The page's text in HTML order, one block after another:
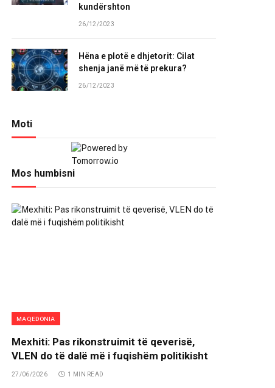
kundërshton
26/12/2023
Hëna e plotë e dhjetorit: Cilat
shenja janë më të prekura?
26/12/2023
Moti
Mos humbisni
MAQEDONIA
Mexhiti: Pas rikonstruimit të qeverisë,
VLEN do të dalë më i fuqishëm politikisht
27/06/2026 1 MIN READ